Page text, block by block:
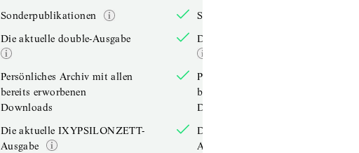
Sonderpublikationen
Die aktuelle double-Ausgabe
Persönliches Archiv mit allen
bereits erworbenen
Downloads
Die aktuelle IXYPSILONZETT-
Ausgabe
Sonderpublikationen
Die aktuelle double-Ausgabe
Persönliches Archiv mit allen
bereits erworbenen
Downloads
Die aktuelle IXYPSILONZETT-
Ausgabe